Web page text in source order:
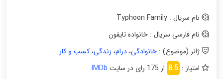
نام سریال : Typhoon Family
نام فارسی سریال : خانواده تایفون
ژانر (موضوع) :خانوادگی،درام، زندگی،کسب و کار
امتیاز : 8.5 از 175 رای در سایت
IMDb